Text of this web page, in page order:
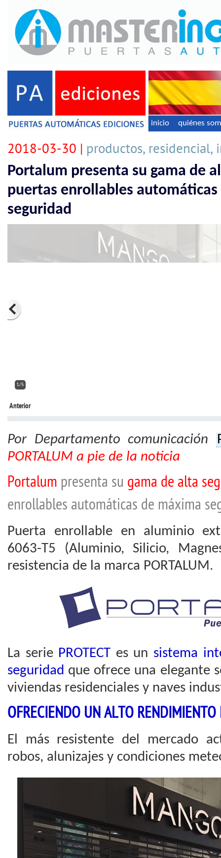
inicio quiénes
2018-03-30 | productos, residencial,
Portalum presenta su gama de
puertas enrollables
seguridad
2/5
Anterior
Por Departamento comunicación
PORTALUM a pie de la noticia
Portalum presenta su gama de alta
enrollables automáticas de máxima
Puerta enrollable en aluminio
6063-T5 (Aluminio, Silicio,
resistencia de la marca PORTALUM.
La serie PROTECT es un sistema
seguridad que ofrece una elegante
viviendas residenciales y naves
OFRECIENDO UN ALTO RENDIMIENTO
El más resistente del mercado
robos, alunizajes y condiciones